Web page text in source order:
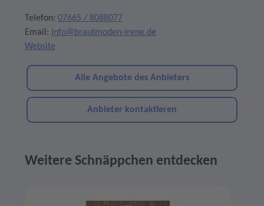
Telefon: 07665 / 8088077
Email: info@brautmoden-irene.de
Website
Alle Angebote des Anbieters
Anbieter kontaktieren
Weitere Schnäppchen entdecken